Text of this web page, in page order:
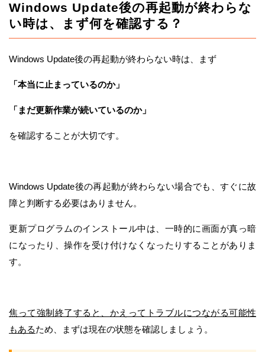
Windows Update後の再起動が終わらな
い時は、まず何を確認する？
Windows Update後の再起動が終わらない時は、まず
「本当に止まっているのか」
「まだ更新作業が続いているのか」
を確認することが大切です。
Windows Update後の再起動が終わらない場合でも、すぐに故
障と判断する必要はありません。
更新プログラムのインストール中は、一時的に画面が真っ暗
になったり、操作を受け付けなくなったりすることがありま
す。
焦って強制終了すると、かえってトラブルにつながる可能性
もあるため、まずは現在の状態を確認しましょう。